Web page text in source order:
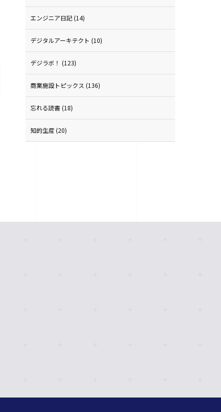
エンジニア日記(14)
デジタルアーキテクト (10)
デジラボ！ (123)
商業施設トピックス (136)
忘れる読書(18)
知的生産(20)